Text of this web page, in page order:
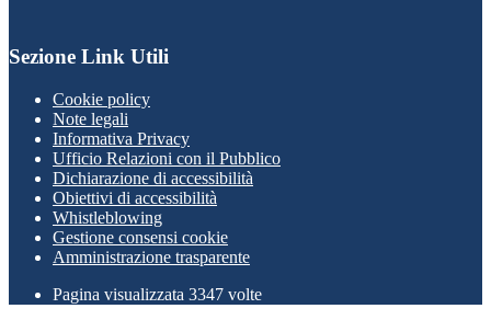
Sezione Link Utili
Cookie policy
Note legali
Informativa Privacy
Ufficio Relazioni con il Pubblico
Dichiarazione di accessibilità
Obiettivi di accessibilità
Whistleblowing
Gestione consensi cookie
Amministrazione trasparente
Pagina visualizzata 3347 volte